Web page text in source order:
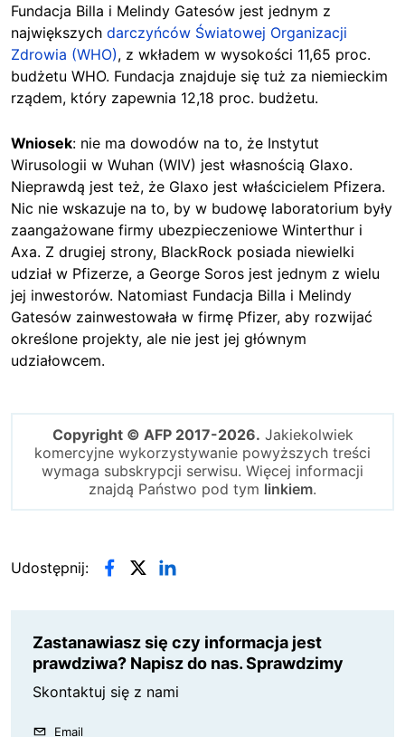
Fundacja Billa i Melindy Gatesów jest jednym z
największych darczyńców Światowej Organizacji
Zdrowia (WHO), z wkładem w wysokości 11,65 proc.
budżetu WHO. Fundacja znajduje się tuż za niemieckim
rządem, który zapewnia 12,18 proc. budżetu.
Wniosek: nie ma dowodów na to, że Instytut
Wirusologii w Wuhan (WIV) jest własnością Glaxo.
Nieprawdą jest też, że Glaxo jest właścicielem Pfizera.
Nic nie wskazuje na to, by w budowę laboratorium były
zaangażowane firmy ubezpieczeniowe Winterthur i
Axa. Z drugiej strony, BlackRock posiada niewielki
udział w Pfizerze, a George Soros jest jednym z wielu
jej inwestorów. Natomiast Fundacja Billa i Melindy
Gatesów zainwestowała w firmę Pfizer, aby rozwijać
określone projekty, ale nie jest jej głównym
udziałowcem.
Copyright © AFP 2017-2026. Jakiekolwiek
komercyjne wykorzystywanie powyższych treści
wymaga subskrypcji serwisu. Więcej informacji
znajdą Państwo pod tym linkiem.
Udostępnij:
Zastanawiasz się czy informacja jest
prawdziwa? Napisz do nas. Sprawdzimy
Skontaktuj się z nami
Email